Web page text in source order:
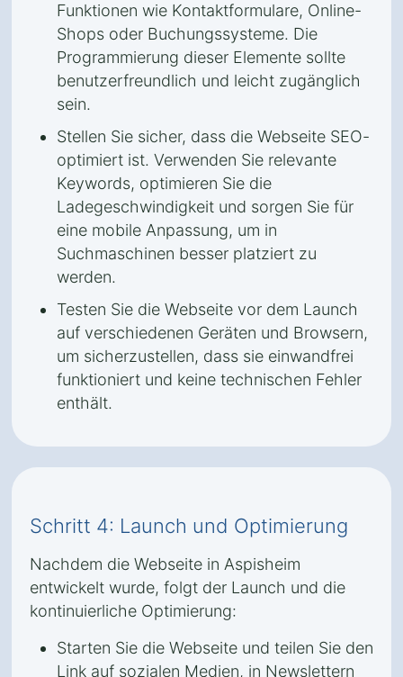
Funktionen wie Kontaktformulare, Online-
Shops oder Buchungssysteme. Die
Programmierung dieser Elemente sollte
benutzerfreundlich und leicht zugänglich
sein.
Stellen Sie sicher, dass die Webseite SEO-
optimiert ist. Verwenden Sie relevante
Keywords, optimieren Sie die
Ladegeschwindigkeit und sorgen Sie für
eine mobile Anpassung, um in
Suchmaschinen besser platziert zu
werden.
Testen Sie die Webseite vor dem Launch
auf verschiedenen Geräten und Browsern,
um sicherzustellen, dass sie einwandfrei
funktioniert und keine technischen Fehler
enthält.
Schritt 4: Launch und Optimierung
Nachdem die Webseite in Aspisheim
entwickelt wurde, folgt der Launch und die
kontinuierliche Optimierung:
Starten Sie die Webseite und teilen Sie den
Link auf sozialen Medien, in Newslettern